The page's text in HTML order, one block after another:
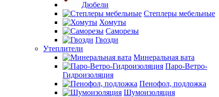
Дюбели
Степлеры мебельные
Хомуты
Саморезы
Гвозди
Утеплители
Минеральная вата
Паро-Ветро-
Гидроизоляция
Пенофол, подложка
Шумоизоляция